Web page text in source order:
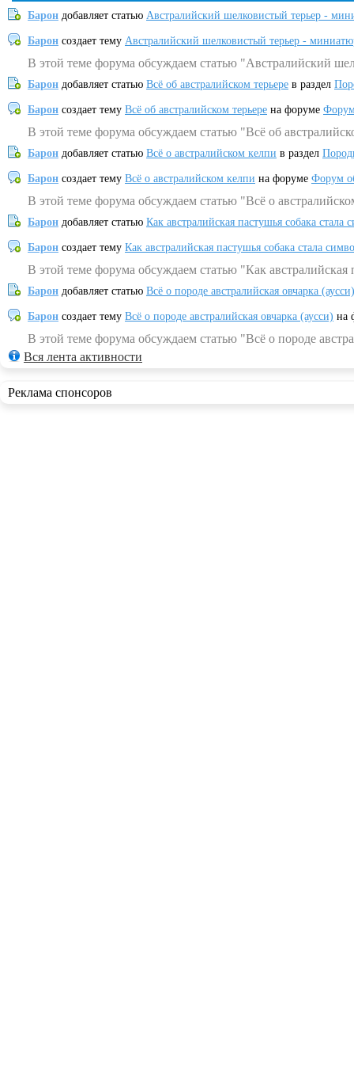
Барон добавляет статью Австралийский шелковистый терьер -
Барон создает тему Австралийский шелковистый терьер -
В этой теме форума обсуждаем статью "Австралийский
Барон добавляет статью Всё об австралийском терьере в раздел
Барон создает тему Всё об австралийском терьере на форуме
В этой теме форума обсуждаем статью "Всё об
Барон добавляет статью Всё о австралийском келпи в раздел
Барон создает тему Всё о австралийском келпи на форуме Форум
В этой теме форума обсуждаем статью "Всё о
Барон добавляет статью Как австралийская пастушья собака
Барон создает тему Как австралийская пастушья собака стала
В этой теме форума обсуждаем статью "Как
Барон добавляет статью Всё о породе австралийская овчарка (аусси)
Барон создает тему Всё о породе австралийская овчарка (аусси) на
В этой теме форума обсуждаем статью "Всё о породе
Вся лента активности
Реклама спонсоров